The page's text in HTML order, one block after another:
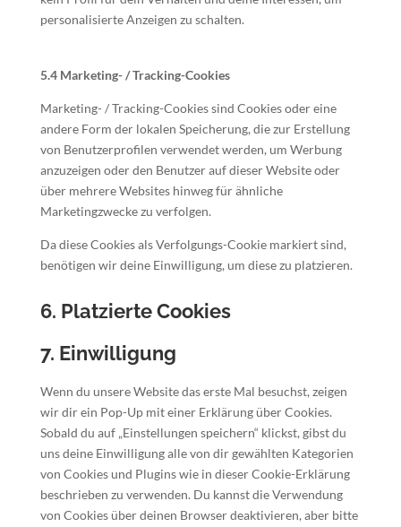
personalisierte Anzeigen zu schalten.
5.4 Marketing- / Tracking-Cookies
Marketing- / Tracking-Cookies sind Cookies oder eine
andere Form der lokalen Speicherung, die zur Erstellung
von Benutzerprofilen verwendet werden, um Werbung
anzuzeigen oder den Benutzer auf dieser Website oder
über mehrere Websites hinweg für ähnliche
Marketingzwecke zu verfolgen.
Da diese Cookies als Verfolgungs-Cookie markiert sind,
benötigen wir deine Einwilligung, um diese zu platzieren.
6. Platzierte Cookies
7. Einwilligung
Wenn du unsere Website das erste Mal besuchst, zeigen
wir dir ein Pop-Up mit einer Erklärung über Cookies.
Sobald du auf „Einstellungen speichern“ klickst, gibst du
uns deine Einwilligung alle von dir gewählten Kategorien
von Cookies und Plugins wie in dieser Cookie-Erklärung
beschrieben zu verwenden. Du kannst die Verwendung
von Cookies über deinen Browser deaktivieren, aber bitte